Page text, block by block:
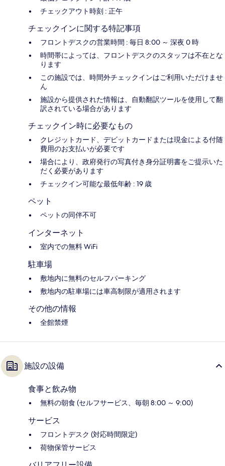
チェックアウト時刻 : 正午
チェックインに関する特記事項
フロントデスクの営業時間 : 毎日 8:00 ～ 深夜 0 時
時間帯によっては、フロントデスクのスタッフは不在とな
ります
この施設では、時間外チェックインはご利用いただけませ
ん
施設から提供された情報は、自動翻訳ツールを使用して翻
訳されている場合があります
チェックイン時に必要なもの
クレジットカード、デビットカードまたは現金による付随
費用のお支払いが必要です
場合により、政府発行の写真付き身分証明書をご提示いた
だく必要があります
チェックイン可能な最低年齢 : 19 歳
ペット
ペットの同伴不可
インターネット
室内での無料 WiFi
駐車場
敷地内に無料のセルフパーキング
敷地内の駐車場には車高制限が適用されます
その他の情報
全館禁煙
施設の設備
食事と飲み物
無料の朝食 (セルフサービス、毎朝 8:00 ～ 9:00)
サービス
フロントデスク (対応時間限定)
荷物保管サービス